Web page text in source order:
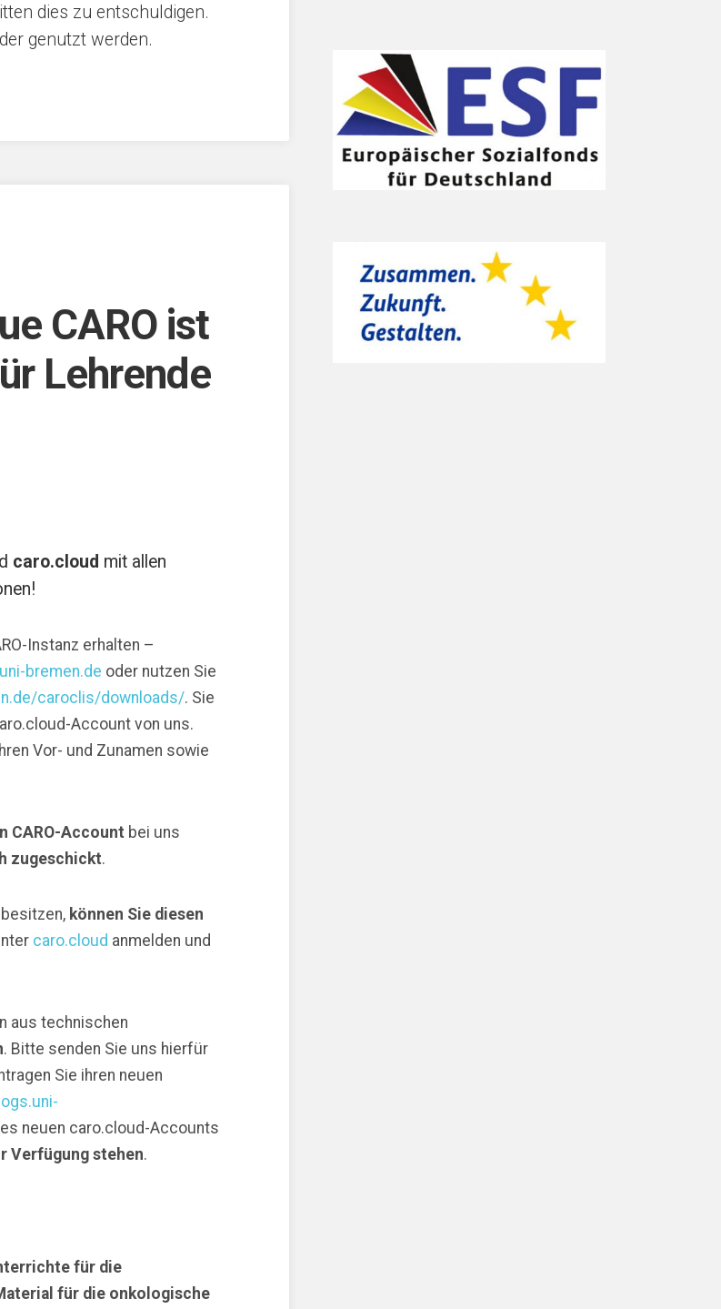
dies zu entschuldigen.
genutzt werden.
CARO ist
Lehrende
caro.cloud mit allen
Instanz erhalten –
bremen.de oder nutzen Sie
caroclis/downloads/. Sie
Account von uns.
Vor- und Zunamen sowie
CARO-Account bei uns
zugeschickt.
besitzen, können Sie diesen
caro.cloud anmelden und
aus technischen
. Bitte senden Sie uns hierfür
Sie ihren neuen
neuen caro.cloud-Accounts
Verfügung stehen.
für die
für die onkologische